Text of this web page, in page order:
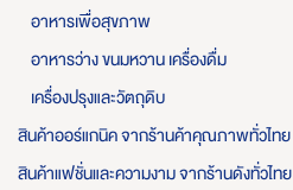
อาหารเพื่อสุขภาพ
อาหารว่าง ขนมหวาน เครื่องดื่ม
เครื่องปรุงและวัตถุดิบ
สินค้าออร์แกนิค จากร้านค้าคุณภาพทั่วไทย
สินค้าแฟชั่นและความงาม จากร้านดังทั่วไทย